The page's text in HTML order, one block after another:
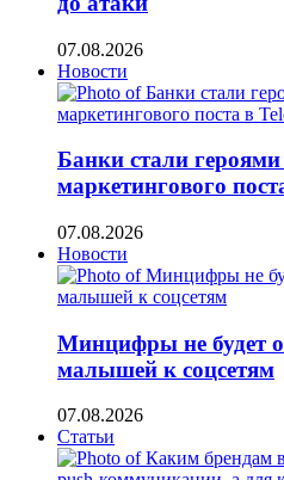
07.08.2026
Новости
Банки стали героями
маркетингового
07.08.2026
Новости
Минцифры не будет
малышей к соцсетям
07.08.2026
Статьи